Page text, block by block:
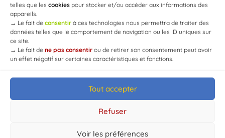
telles que les cookies pour stocker et/ou accéder aux informations des
appareils.
→ Le fait de consentir à ces technologies nous permettra de traiter des
données telles que le comportement de navigation ou les ID uniques sur
ce site.
→ Le fait de ne pas consentir ou de retirer son consentement peut avoir
un effet négatif sur certaines caractéristiques et fonctions.
Tout accepter
Refuser
Voir les préférences
© Mairie de Chaource [2004-2024] | Tous droits réservés.
Developed byWEB3-DESIGN